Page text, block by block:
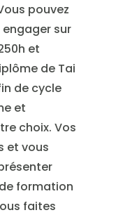
pouvez
sur
et
de Tai
de cycle
et
choix. Vos
et vous
formation
faites